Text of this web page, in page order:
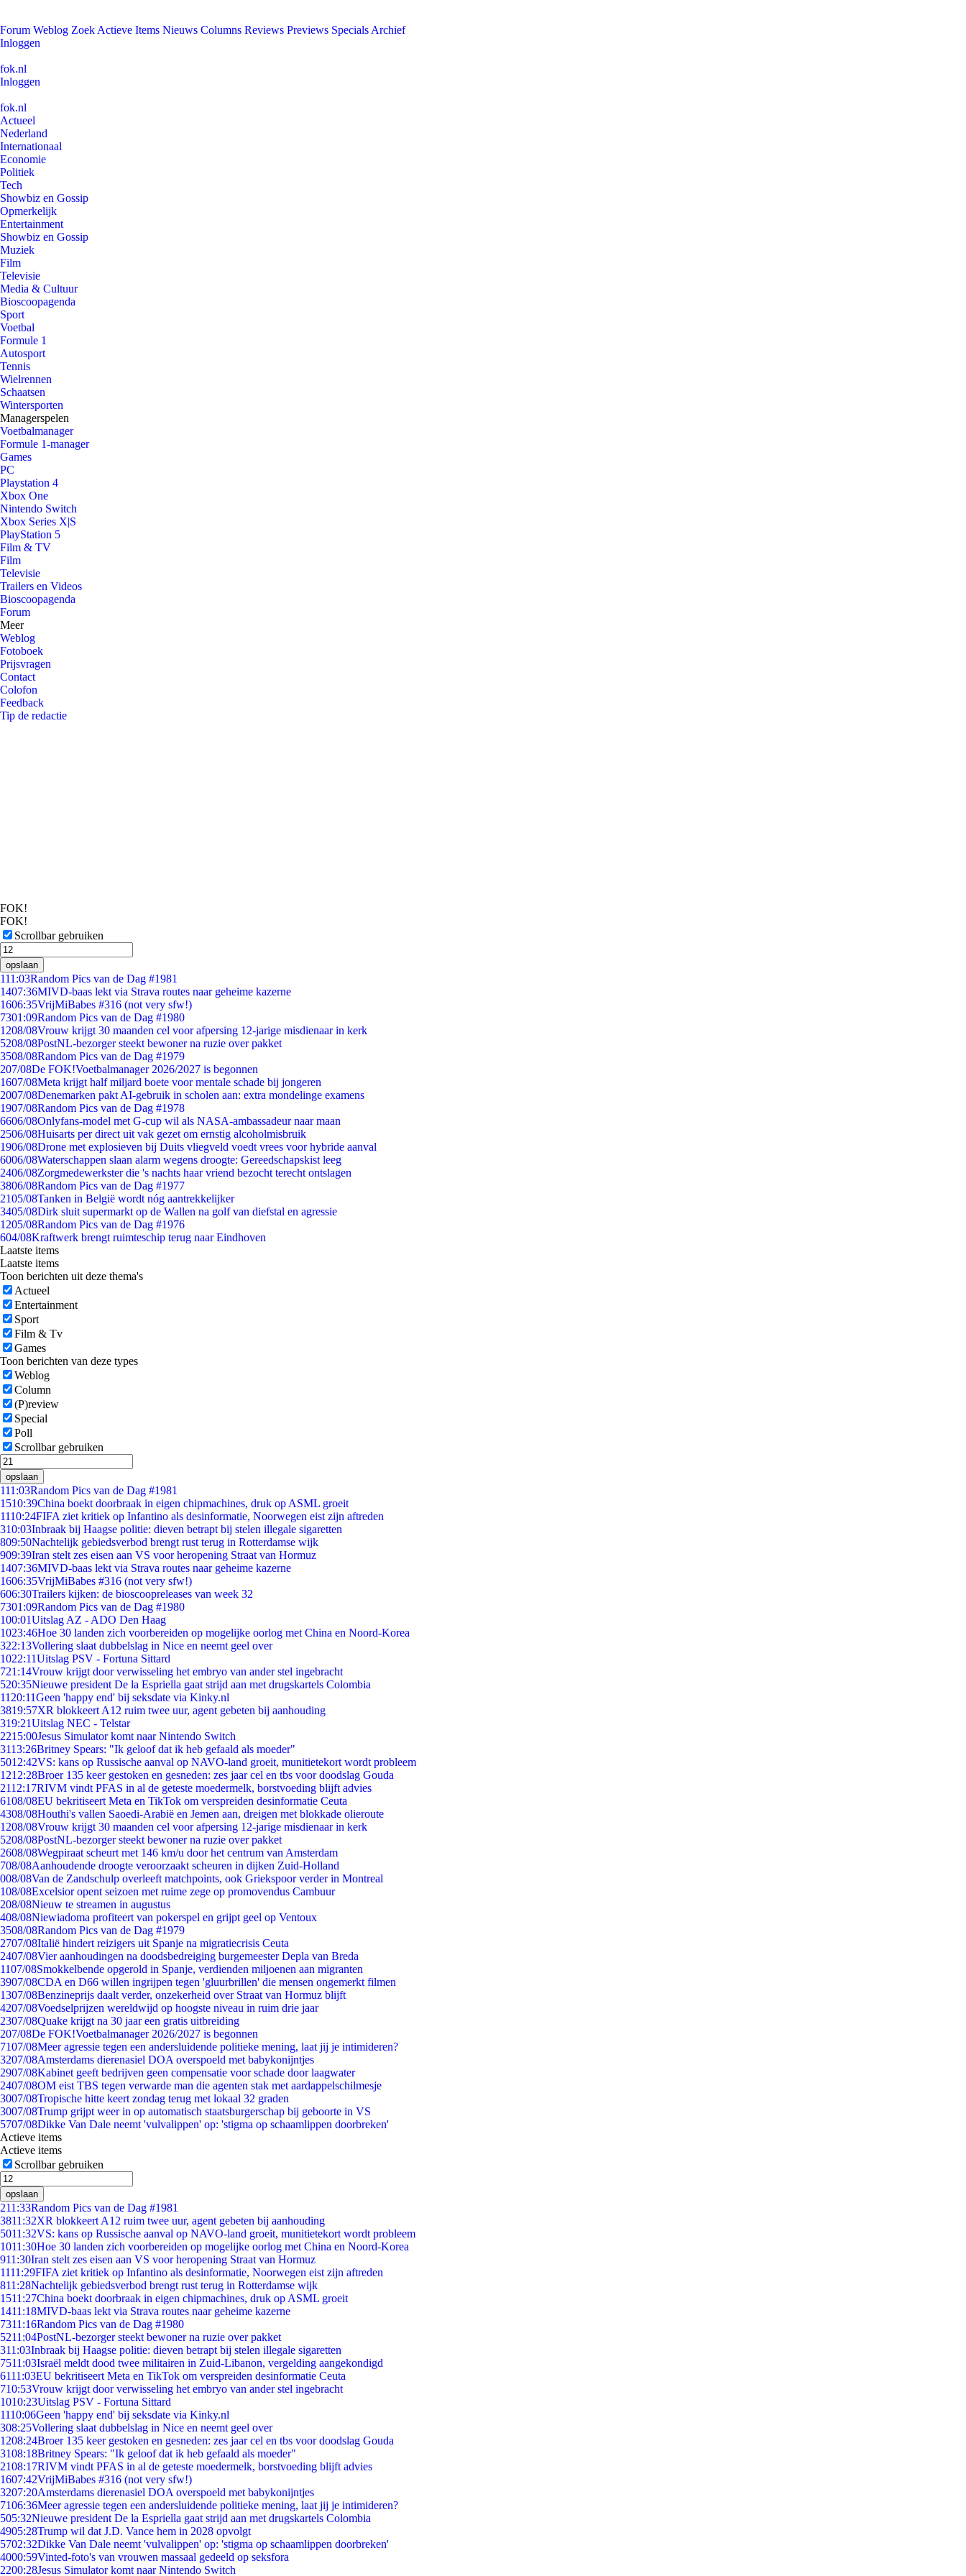
Forum Weblog Zoek Actieve Items Nieuws Columns Reviews Previews Specials Archief
Inloggen
fok.nl
Inloggen
fok.nl
Actueel
Nederland
Internationaal
Economie
Politiek
Tech
Showbiz en Gossip
Opmerkelijk
Entertainment
Showbiz en Gossip
Muziek
Film
Televisie
Media & Cultuur
Bioscoopagenda
Sport
Voetbal
Formule 1
Autosport
Tennis
Wielrennen
Schaatsen
Wintersporten
Managerspelen
Voetbalmanager
Formule 1-manager
Games
PC
Playstation 4
Xbox One
Nintendo Switch
Xbox Series X|S
PlayStation 5
Film & TV
Film
Televisie
Trailers en Videos
Bioscoopagenda
Forum
Meer
Weblog
Fotoboek
Prijsvragen
Contact
Colofon
Feedback
Tip de redactie
FOK!
FOK!
Scrollbar gebruiken
opslaan
111:03Random Pics van de Dag #1981
1407:36MIVD-baas lekt via Strava routes naar geheime kazerne
1606:35VrijMiBabes #316 (not very sfw!)
7301:09Random Pics van de Dag #1980
1208/08Vrouw krijgt 30 maanden cel voor afpersing 12-jarige misdienaar in kerk
5208/08PostNL-bezorger steekt bewoner na ruzie over pakket
3508/08Random Pics van de Dag #1979
207/08De FOK!Voetbalmanager 2026/2027 is begonnen
1607/08Meta krijgt half miljard boete voor mentale schade bij jongeren
2007/08Denemarken pakt AI-gebruik in scholen aan: extra mondelinge examens
1907/08Random Pics van de Dag #1978
6606/08Onlyfans-model met G-cup wil als NASA-ambassadeur naar maan
2506/08Huisarts per direct uit vak gezet om ernstig alcoholmisbruik
1906/08Drone met explosieven bij Duits vliegveld voedt vrees voor hybride aanval
6006/08Waterschappen slaan alarm wegens droogte: Gereedschapskist leeg
2406/08Zorgmedewerkster die 's nachts haar vriend bezocht terecht ontslagen
3806/08Random Pics van de Dag #1977
2105/08Tanken in België wordt nóg aantrekkelijker
3405/08Dirk sluit supermarkt op de Wallen na golf van diefstal en agressie
1205/08Random Pics van de Dag #1976
604/08Kraftwerk brengt ruimteschip terug naar Eindhoven
Laatste items
Laatste items
Toon berichten uit deze thema's
Actueel
Entertainment
Sport
Film & Tv
Games
Toon berichten van deze types
Weblog
Column
(P)review
Special
Poll
Scrollbar gebruiken
opslaan
111:03Random Pics van de Dag #1981
1510:39China boekt doorbraak in eigen chipmachines, druk op ASML groeit
1110:24FIFA ziet kritiek op Infantino als desinformatie, Noorwegen eist zijn aftreden
310:03Inbraak bij Haagse politie: dieven betrapt bij stelen illegale sigaretten
809:50Nachtelijk gebiedsverbod brengt rust terug in Rotterdamse wijk
909:39Iran stelt zes eisen aan VS voor heropening Straat van Hormuz
1407:36MIVD-baas lekt via Strava routes naar geheime kazerne
1606:35VrijMiBabes #316 (not very sfw!)
606:30Trailers kijken: de bioscoopreleases van week 32
7301:09Random Pics van de Dag #1980
100:01Uitslag AZ - ADO Den Haag
1023:46Hoe 30 landen zich voorbereiden op mogelijke oorlog met China en Noord-Korea
322:13Vollering slaat dubbelslag in Nice en neemt geel over
1022:11Uitslag PSV - Fortuna Sittard
721:14Vrouw krijgt door verwisseling het embryo van ander stel ingebracht
520:35Nieuwe president De la Espriella gaat strijd aan met drugskartels Colombia
11 20:11Geen 'happy end' bij seksdate via Kinky.nl
3819:57XR blokkeert A12 ruim twee uur, agent gebeten bij aanhouding
319:21Uitslag NEC - Telstar
2215:00Jesus Simulator komt naar Nintendo Switch
3113:26Britney Spears: "Ik geloof dat ik heb gefaald als moeder"
5012:42VS: kans op Russische aanval op NAVO-land groeit, munitietekort wordt probleem
1212:28Broer 135 keer gestoken en gesneden: zes jaar cel en tbs voor doodslag Gouda
2112:17RIVM vindt PFAS in al de geteste moedermelk, borstvoeding blijft advies
6108/08EU bekritiseert Meta en TikTok om verspreiden desinformatie Ceuta
4308/08Houthi's vallen Saoedi-Arabië en Jemen aan, dreigen met blokkade olieroute
1208/08Vrouw krijgt 30 maanden cel voor afpersing 12-jarige misdienaar in kerk
5208/08PostNL-bezorger steekt bewoner na ruzie over pakket
2608/08Wegpiraat scheurt met 146 km/u door het centrum van Amsterdam
708/08Aanhoudende droogte veroorzaakt scheuren in dijken Zuid-Holland
008/08Van de Zandschulp overleeft matchpoints, ook Griekspoor verder in Montreal
108/08Excelsior opent seizoen met ruime zege op promovendus Cambuur
208/08Nieuw te streamen in augustus
408/08Niewiadoma profiteert van pokerspel en grijpt geel op Ventoux
3508/08Random Pics van de Dag #1979
2707/08Italië hindert reizigers uit Spanje na migratiecrisis Ceuta
2407/08Vier aanhoudingen na doodsbedreiging burgemeester Depla van Breda
1107/08Smokkelbende opgerold in Spanje, verdienden miljoenen aan migranten
3907/08CDA en D66 willen ingrijpen tegen 'gluurbrillen' die mensen ongemerkt filmen
1307/08Benzineprijs daalt verder, onzekerheid over Straat van Hormuz blijft
4207/08Voedselprijzen wereldwijd op hoogste niveau in ruim drie jaar
2307/08Quake krijgt na 30 jaar een gratis uitbreiding
207/08De FOK!Voetbalmanager 2026/2027 is begonnen
7107/08Meer agressie tegen een andersluidende politieke mening, laat jij je intimideren?
3207/08Amsterdams dierenasiel DOA overspoeld met babykonijntjes
2907/08Kabinet geeft bedrijven geen compensatie voor schade door laagwater
2407/08OM eist TBS tegen verwarde man die agenten stak met aardappelschilmesje
3007/08Tropische hitte keert zondag terug met lokaal 32 graden
3007/08Trump grijpt weer in op automatisch staatsburgerschap bij geboorte in VS
5707/08Dikke Van Dale neemt 'vulvalippen' op: 'stigma op schaamlippen doorbreken'
Actieve items
Actieve items
Scrollbar gebruiken
opslaan
211:33Random Pics van de Dag #1981
3811:32XR blokkeert A12 ruim twee uur, agent gebeten bij aanhouding
5011:32VS: kans op Russische aanval op NAVO-land groeit, munitietekort wordt probleem
1011:30Hoe 30 landen zich voorbereiden op mogelijke oorlog met China en Noord-Korea
911:30Iran stelt zes eisen aan VS voor heropening Straat van Hormuz
1111:29FIFA ziet kritiek op Infantino als desinformatie, Noorwegen eist zijn aftreden
811:28Nachtelijk gebiedsverbod brengt rust terug in Rotterdamse wijk
1511:27China boekt doorbraak in eigen chipmachines, druk op ASML groeit
1411:18MIVD-baas lekt via Strava routes naar geheime kazerne
7311:16Random Pics van de Dag #1980
5211:04PostNL-bezorger steekt bewoner na ruzie over pakket
311:03Inbraak bij Haagse politie: dieven betrapt bij stelen illegale sigaretten
7511:03Israël meldt dood twee militairen in Zuid-Libanon, vergelding aangekondigd
6111:03EU bekritiseert Meta en TikTok om verspreiden desinformatie Ceuta
710:53Vrouw krijgt door verwisseling het embryo van ander stel ingebracht
1010:23Uitslag PSV - Fortuna Sittard
1110:06Geen 'happy end' bij seksdate via Kinky.nl
308:25Vollering slaat dubbelslag in Nice en neemt geel over
1208:24Broer 135 keer gestoken en gesneden: zes jaar cel en tbs voor doodslag Gouda
3108:18Britney Spears: "Ik geloof dat ik heb gefaald als moeder"
2108:17RIVM vindt PFAS in al de geteste moedermelk, borstvoeding blijft advies
1607:42VrijMiBabes #316 (not very sfw!)
3207:20Amsterdams dierenasiel DOA overspoeld met babykonijntjes
7106:36Meer agressie tegen een andersluidende politieke mening, laat jij je intimideren?
505:32Nieuwe president De la Espriella gaat strijd aan met drugskartels Colombia
4905:28Trump wil dat J.D. Vance hem in 2028 opvolgt
5702:32Dikke Van Dale neemt 'vulvalippen' op: 'stigma op schaamlippen doorbreken'
4000:59Vinted-foto's van vrouwen massaal gedeeld op seksfora
2200:28Jesus Simulator komt naar Nintendo Switch